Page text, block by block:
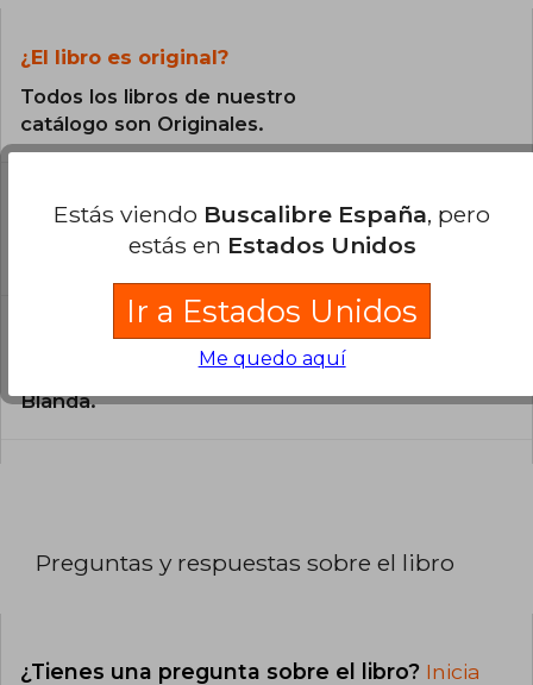
¿El libro es original?
Todos los libros de nuestro
catálogo son Originales.
libro?
El libro está escrito en Inglés.
¿Cuál es la encuadernación de este libro?
La encuadernación de esta edición es Tapa
Blanda.
Preguntas y respuestas sobre el libro
¿Tienes una pregunta sobre el libro? Inicia
Estás viendo Buscalibre España, pero
estás en Estados Unidos
Ir a Estados Unidos
Me quedo aquí